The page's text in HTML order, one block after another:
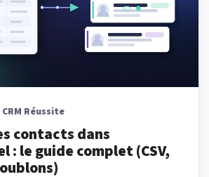
Réussite
contacts dans
: le guide complet (CSV,